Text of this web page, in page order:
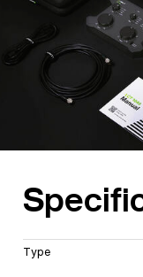
Type